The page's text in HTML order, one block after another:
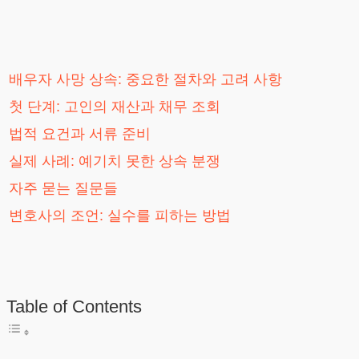
배우자 사망 상속: 중요한 절차와 고려 사항
첫 단계: 고인의 재산과 채무 조회
법적 요건과 서류 준비
실제 사례: 예기치 못한 상속 분쟁
자주 묻는 질문들
변호사의 조언: 실수를 피하는 방법
Table of Contents